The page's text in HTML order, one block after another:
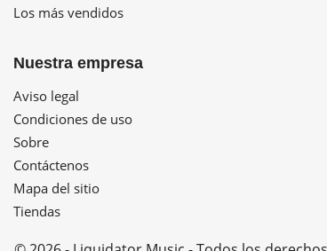
Los más vendidos
Nuestra empresa
Aviso legal
Condiciones de uso
Sobre
Contáctenos
Mapa del sitio
Tiendas